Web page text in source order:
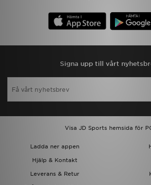
Signa upp till vårt
Visa JD Sports hemsida för
Ladda ner appen
Hjälp & Kontakt
Leverans & Retur